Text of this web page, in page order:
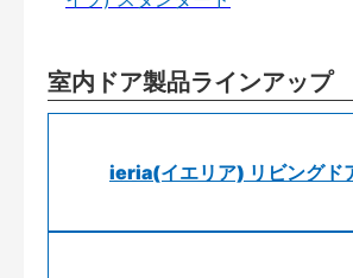
室内ドア製品ラインアップ
ieria(イエリア) リビングド